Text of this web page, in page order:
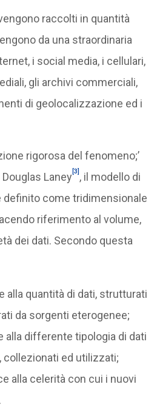
raccolti in quantità
da una straordinaria
i social media, i cellulari,
gli archivi commerciali,
di geolocalizzazione ed i
rigorosa del fenomeno;’
Laney [3] , il modello di
come tridimensionale
riferimento al volume,
dei dati. Secondo questa
alla quantità di dati, strutturati
da sorgenti eterogenee;
alla differente tipologia di dati
collezionati ed utilizzati;
alla celerità con cui i nuovi